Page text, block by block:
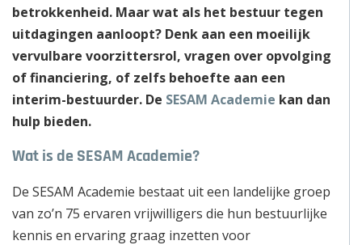
betrokkenheid. Maar wat als het bestuur tegen
uitdagingen aanloopt? Denk aan een moeilijk
vervulbare voorzittersrol, vragen over opvolging
of financiering, of zelfs behoefte aan een
interim-bestuurder. De SESAM Academie kan dan
hulp bieden.
Wat is de SESAM Academie?
De SESAM Academie bestaat uit een landelijke groep
van zo’n 75 ervaren vrijwilligers die hun bestuurlijke
kennis en ervaring graag inzetten voor